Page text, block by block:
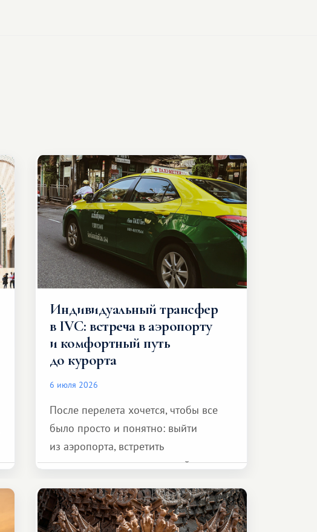
Индивидуальный трансфер
в IVC: встреча в аэропорту
и комфортный путь
до курорта
6 июля 2026
После перелета хочется, чтобы все
было просто и понятно: выйти
из аэропорта, встретить
представителя транспортной
и спокойно доехать до курорта.